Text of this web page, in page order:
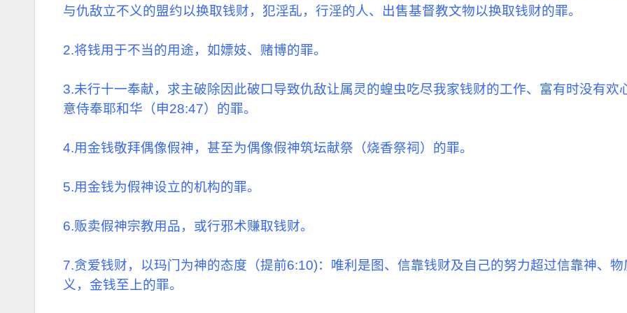
与仇敌立不义的盟约以换取钱财，犯淫乱，行淫的人、出售基督教文物以换取钱财的罪。
2.将钱用于不当的用途，如嫖妓、赌博的罪。
3.未行十一奉献，求主破除因此破口导致仇敌让属灵的蝗虫吃尽我家钱财的工作、富有时没有欢
意侍奉耶和华（申28:47）的罪。
4.用金钱敬拜偶像假神，甚至为偶像假神筑坛献祭（烧香祭祠）的罪。
5.用金钱为假神设立的机构的罪。
6.贩卖假神宗教用品，或行邪术赚取钱财。
7.贪爱钱财，以玛门为神的态度（提前6:10)：唯利是图、信靠钱财及自己的努力超过信靠神、物
义，金钱至上的罪。